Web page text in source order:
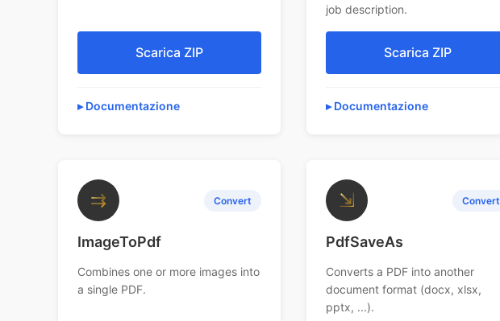
Scarica ZIP
Documentazione
job description.
Scarica ZIP
Documentazione
⇉ Convert
ImageToPdf
Combines one or more images into
a single PDF.
⇲ Convert
PdfSaveAs
Converts a PDF into another
document format (docx, xlsx,
pptx, ...).